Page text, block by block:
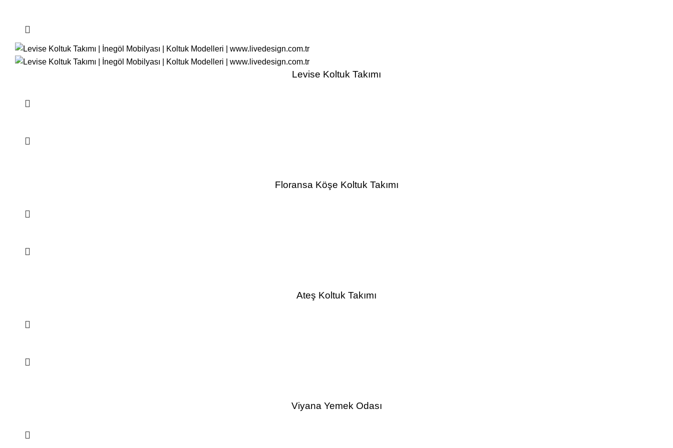
Yemek odası takımlarının seçiminde, odanın boyutu ve tarzı da göz önünde bulundurulmalıdır. İnegöl Mobilyası ve Live Design işbirliğiyle üretilen takımlar arasında, modern ve çağdaş
takımını seçme imkanına sahip olursunuz.
Kalite ve dayanıklılık da yemek odası takımlarının seçiminde önemli faktörlerdir. İnegöl Mobilyası, uzun yıllara dayanan deneyimi ve kaliteli malzemeleriyle üretim yapar. Live Design ise
Yemek odası takımları, evinize misafirperver bir atmosfer katar. Aile ve arkadaşlarınızla bir araya gelerek keyifli yemekler yiyebilir, uzun sohbetler edebilir ve anılarınızı paylaşabilirsiniz.
Sonuç olarak, yemek odası takımları estetik açıdan çekici, kullanışlı ve kaliteli mobilyalar arayanların tercihi olmalıdır. İnegöl Mobilyası’nın uzun süredir sektördeki deneyimi ve Live
Levise Koltuk Takımı
Floransa Köşe Koltuk Takımı
Ateş Koltuk Takımı
Viyana Yemek Odası